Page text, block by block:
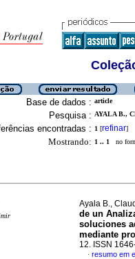
Base de dados : article
Pesquisa : AYALA B.,
encontradas : 1 [refinar]
Mostrando: 1 .. 1 no
Ayala B.,
de un
soluciones
mediante
12. ISSN
· resumo em